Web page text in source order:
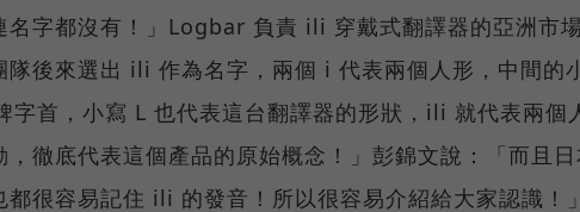
名字都沒有！」Logbar 負責 ili 穿戴式翻譯器的亞洲市
隊後來選出 ili 作為名字，兩個 i 代表兩個人形，中間的
首，小寫 L 也代表這台翻譯器的形狀，ili 就代表兩個
徹底代表這個產品的原始概念！」彭錦文說：「而且
都很容易記住 ili 的發音！所以很容易介紹給大家認識！